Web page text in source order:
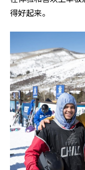
得好起来。